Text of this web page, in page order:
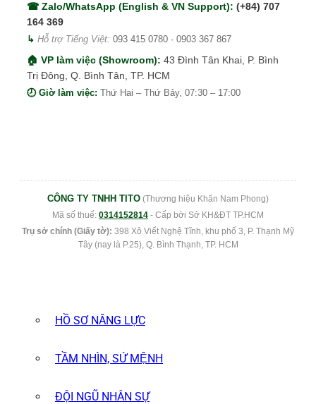
☎ Zalo/WhatsApp (English & VN Support): (+84) 707
164 369
↳ Hỗ trợ Tiếng Việt: 093 415 0780 · 0903 367 867
🏠 VP làm việc (Showroom): 43 Đình Tân Khai, P. Bình
Trị Đông, Q. Bình Tân, TP. HCM
🕗 Giờ làm việc: Thứ Hai – Thứ Bảy, 07:30 – 17:00
CÔNG TY TNHH TITO (Thương hiệu Khăn Nam Phong)
Mã số thuế: 0314152814 - Cấp bởi Sở KH&ĐT TP.HCM
Trụ sở chính (Giấy tờ): 398 Xô Viết Nghệ Tĩnh, khu phố 3, P. Thạnh Mỹ
Tây (nay là P.25), Q. Bình Thạnh, TP. HCM
HỒ SƠ NĂNG LỰC
TẦM NHÌN, SỨ MỆNH
ĐỘI NGŨ NHÂN SỰ